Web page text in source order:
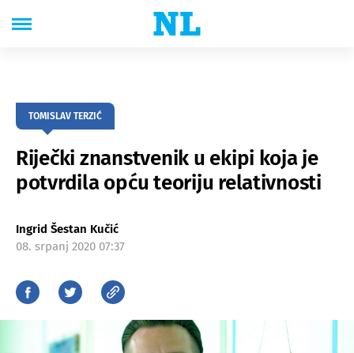
TOMISLAV TERZIĆ
Riječki znanstvenik u ekipi koja je
potvrdila opću teoriju relativnosti
Ingrid Šestan Kučić
08. srpanj 2020 07:37